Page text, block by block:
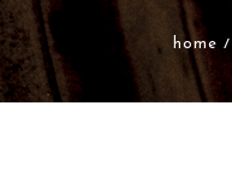
home /